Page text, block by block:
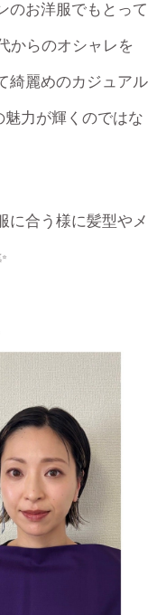
のお洋服でもとって
からのオシャレを
綺麗めのカジュアル
力が輝くのではな
に合う様に髪型やメ